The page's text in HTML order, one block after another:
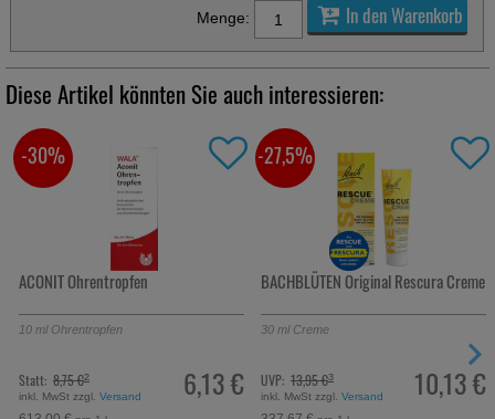
Menge:
In den Warenkorb
Diese Artikel könnten Sie auch interessieren:
ACONIT Ohrentropfen
10 ml Ohrentropfen
6,13 €
Statt: 8,75 €²
inkl. MwSt zzgl.Versand
-30%
BACHBLÜTEN Original Rescura Creme
30 ml Creme
10,13 €
UVP: 13,95 €³
inkl. MwSt zzgl.Versand
-27,5%